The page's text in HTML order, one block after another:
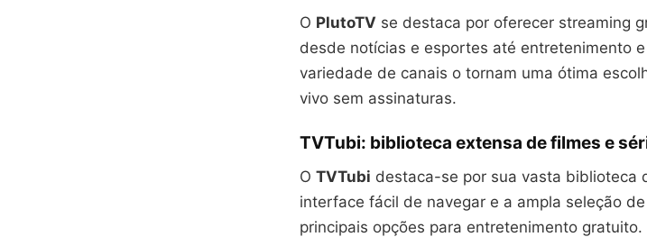
O PlutoTV se destaca por oferecer streaming
desde notícias e esportes até entretenimento
variedade de canais o tornam uma ótima
vivo sem assinaturas.
TVTubi: biblioteca extensa de filmes e
O TVTubi destaca-se por sua vasta biblioteca
interface fácil de navegar e a ampla seleção
principais opções para entretenimento gratuito.